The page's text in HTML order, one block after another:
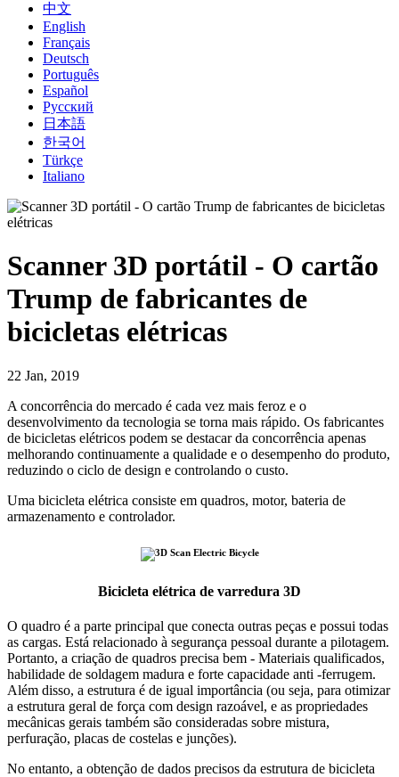
中文
English
Français
Deutsch
Português
Español
Русский
日本語
한국어
Türkçe
Italiano
Scanner 3D portátil - O cartão
Trump de fabricantes de
bicicletas elétricas
22 Jan, 2019
A concorrência do mercado é cada vez mais feroz e o
desenvolvimento da tecnologia se torna mais rápido. Os fabricantes
de bicicletas elétricos podem se destacar da concorrência apenas
melhorando continuamente a qualidade e o desempenho do produto,
reduzindo o ciclo de design e controlando o custo.
Uma bicicleta elétrica consiste em quadros, motor, bateria de
armazenamento e controlador.
Bicicleta elétrica de varredura 3D
O quadro é a parte principal que conecta outras peças e possui todas
as cargas. Está relacionado à segurança pessoal durante a pilotagem.
Portanto, a criação de quadros precisa bem - Materiais qualificados,
habilidade de soldagem madura e forte capacidade anti -ferrugem.
Além disso, a estrutura é de igual importância (ou seja, para otimizar
a estrutura geral de força com design razoável, e as propriedades
mecânicas gerais também são consideradas sobre mistura,
perfuração, placas de costelas e junções).
No entanto, a obtenção de dados precisos da estrutura de bicicleta